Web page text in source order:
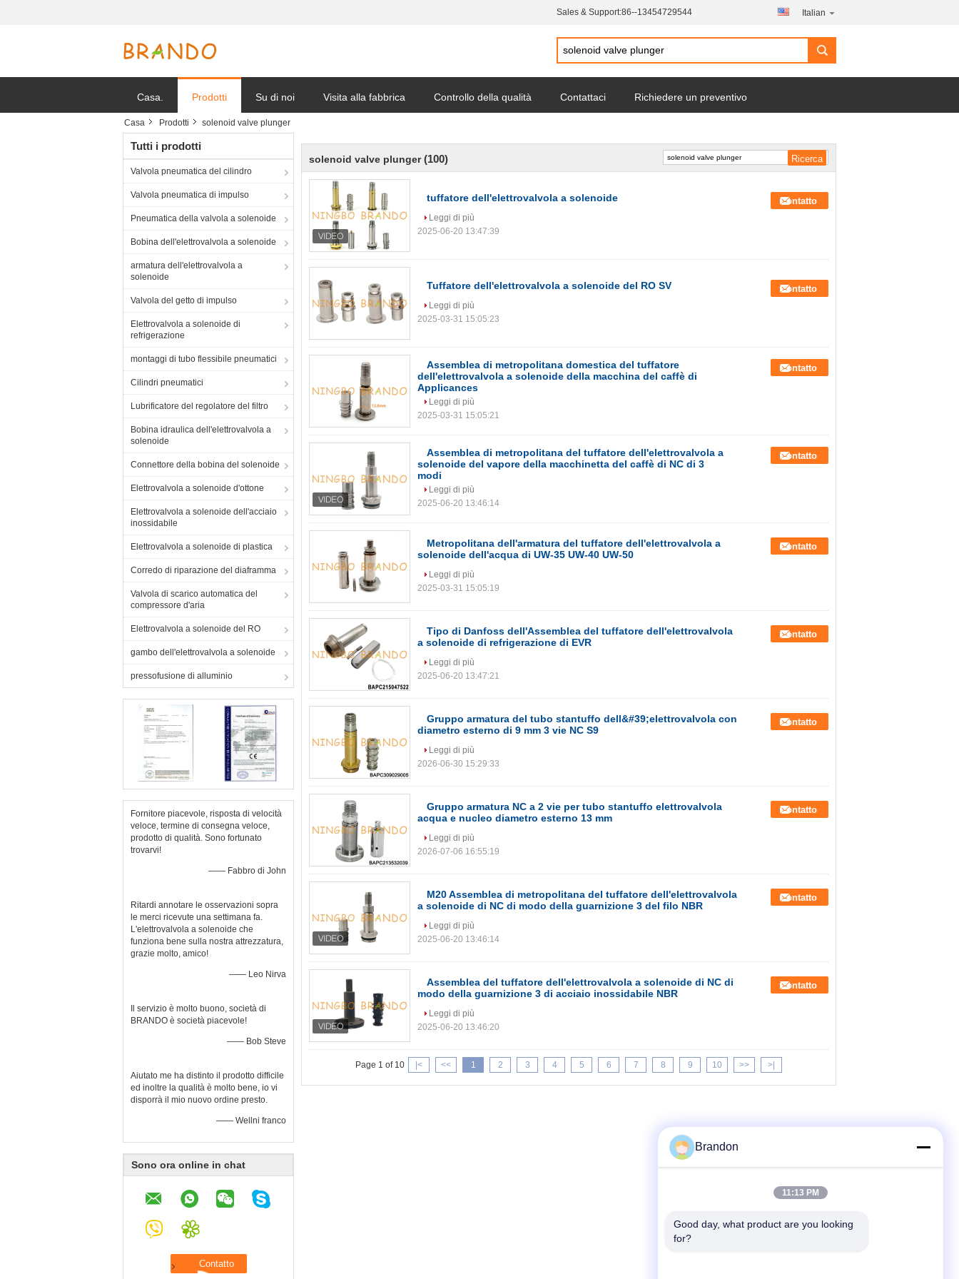
Sales & Support:86--13454729544 Italian
Casa. Prodotti Su di noi Visita alla fabbrica Controllo della qualità Contattaci Richiedere un preventivo
Casa Prodotti solenoid valve plunger
Tutti i prodotti
Valvola pneumatica del cilindro
Valvola pneumatica di impulso
Pneumatica della valvola a solenoide
Bobina dell'elettrovalvola a solenoide
armatura dell'elettrovalvola a
solenoide
Valvola del getto di impulso
Elettrovalvola a solenoide di
refrigerazione
montaggi di tubo flessibile pneumatici
Cilindri pneumatici
Lubrificatore del regolatore del filtro
Bobina idraulica dell'elettrovalvola a
solenoide
Connettore della bobina del solenoide
Elettrovalvola a solenoide d'ottone
Elettrovalvola a solenoide dell'acciaio
inossidabile
Elettrovalvola a solenoide di plastica
Corredo di riparazione del diaframma
Valvola di scarico automatica del
compressore d'aria
Elettrovalvola a solenoide del RO
gambo dell'elettrovalvola a solenoide
pressofusione di alluminio
Fornitore piacevole, risposta di velocità
veloce, termine di consegna veloce,
prodotto di qualità. Sono fortunato
trovarvi!
—— Fabbro di John
Ritardi annotare le osservazioni sopra
le merci ricevute una settimana fa.
L'elettrovalvola a solenoide che
funziona bene sulla nostra attrezzatura,
grazie molto, amico!
—— Leo Nirva
Il servizio è molto buono, società di
BRANDO è società piacevole!
—— Bob Steve
Aiutato me ha distinto il prodotto difficile
ed inoltre la qualità è molto bene, io vi
disporrà il mio nuovo ordine presto.
—— Wellni franco
Sono ora online in chat
solenoid valve plunger (100)
tuffatore dell'elettrovalvola a solenoide Contatto
Leggi di più
2025-06-20 13:47:39
Tuffatore dell'elettrovalvola a solenoide del RO SV Contatto
Leggi di più
2025-03-31 15:05:23
Assemblea di metropolitana domestica del tuffatore
dell'elettrovalvola a solenoide della macchina del caffè di
Applicances
Contatto
Leggi di più
2025-03-31 15:05:21
Assemblea di metropolitana del tuffatore dell'elettrovalvola a
solenoide del vapore della macchinetta del caffè di NC di 3
modi
Contatto
Leggi di più
2025-06-20 13:46:14
Metropolitana dell'armatura del tuffatore dell'elettrovalvola a
solenoide dell'acqua di UW-35 UW-40 UW-50
Contatto
Leggi di più
2025-03-31 15:05:19
Tipo di Danfoss dell'Assemblea del tuffatore dell'elettrovalvola
a solenoide di refrigerazione di EVR
Contatto
Leggi di più
2025-06-20 13:47:21
Gruppo armatura del tubo stantuffo dell&#39;elettrovalvola con
diametro esterno di 9 mm 3 vie NC S9
Contatto
Leggi di più
2026-06-30 15:29:33
Gruppo armatura NC a 2 vie per tubo stantuffo elettrovalvola
acqua e nucleo diametro esterno 13 mm
Contatto
Leggi di più
2026-07-06 16:55:19
M20 Assemblea di metropolitana del tuffatore dell'elettrovalvola
a solenoide di NC di modo della guarnizione 3 del filo NBR
Contatto
Leggi di più
2025-06-20 13:46:14
Assemblea del tuffatore dell'elettrovalvola a solenoide di NC di
modo della guarnizione 3 di acciaio inossidabile NBR
Contatto
Leggi di più
2025-06-20 13:46:20
Page 1 of 10 |< << 1 2 3 4 5 6 7 8 9 10 >> >|
Brandon
11:13 PM
Good day, what product are you looking
for?